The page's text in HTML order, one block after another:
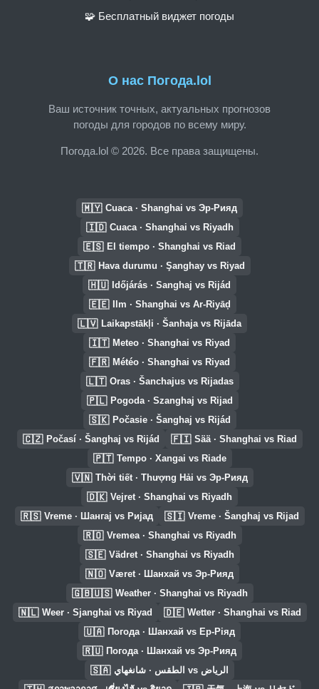
О нас Погода.lol
Ваш источник точных, актуальных прогнозов
погоды для городов по всему миру.
Погода.lol © 2026. Все права защищены.
🧩 Бесплатный виджет погоды
🇲🇾 Cuaca · Shanghai vs Эр-Рияд
🇮🇩 Cuaca · Shanghai vs Riyadh
🇪🇸 El tiempo · Shanghai vs Riad
🇹🇷 Hava durumu · Şanghay vs Riyad
🇭🇺 Időjárás · Sanghaj vs Rijád
🇪🇪 Ilm · Shanghai vs Ar-Riyāḑ
🇱🇻 Laikapstākļi · Šanhaja vs Rijāda
🇮🇹 Meteo · Shanghai vs Riyad
🇫🇷 Météo · Shanghai vs Riyad
🇱🇹 Oras · Šanchajus vs Rijadas
🇵🇱 Pogoda · Szanghaj vs Rijad
🇸🇰 Počasie · Šanghaj vs Rijád
🇨🇿 Počasí · Šanghaj vs Rijád 🇫🇮 Sää · Shanghai vs Riad
🇵🇹 Tempo · Xangai vs Riade
🇻🇳 Thời tiết · Thượng Hải vs Эр-Рияд
🇩🇰 Vejret · Shanghai vs Riyadh
🇷🇸 Vreme · Шангај vs Ријад 🇸🇮 Vreme · Šanghaj vs Rijad
🇷🇴 Vremea · Shanghai vs Riyadh
🇸🇪 Vädret · Shanghai vs Riyadh
🇳🇴 Været · Шанхай vs Эр-Рияд
🇬🇧🇺🇸 Weather · Shanghai vs Riyadh
🇳🇱 Weer · Sjanghai vs Riyad 🇩🇪 Wetter · Shanghai vs Riad
🇺🇦 Погода · Шанхай vs Ер-Ріяд
🇷🇺 Погода · Шанхай vs Эр-Рияд
🇸🇦 الطقس · شانغهاي vs الرياض